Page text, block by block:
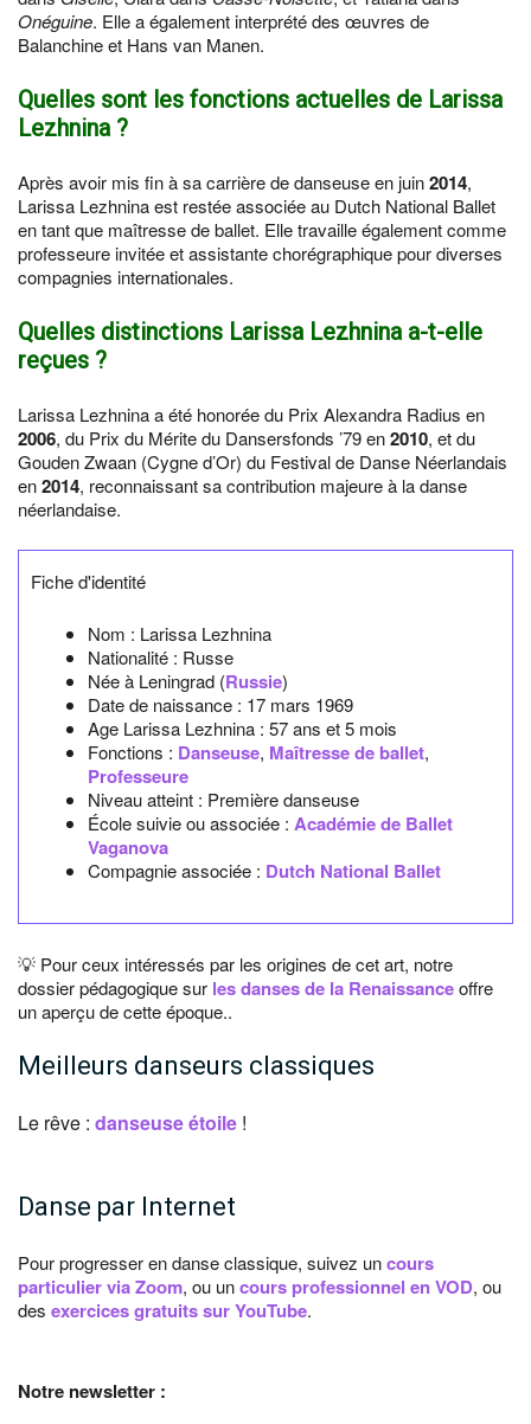
Onéguine. Elle a également interprété des œuvres de
Balanchine et Hans van Manen.
Quelles sont les fonctions actuelles de Larissa
Lezhnina ?
Après avoir mis fin à sa carrière de danseuse en juin2014,
Larissa Lezhnina est restée associée au Dutch National Ballet
en tant que maîtresse de ballet. Elle travaille également comme
professeure invitée et assistante chorégraphique pour diverses
compagnies internationales.
Quelles distinctions Larissa Lezhnina a-t-elle
reçues ?
Larissa Lezhnina a été honorée du Prix Alexandra Radius en
2006, du Prix du Mérite du Dansersfonds ’79 en2010, et du
Gouden Zwaan (Cygne d’Or) du Festival de Danse Néerlandais
en2014, reconnaissant sa contribution majeure à la danse
néerlandaise.
Fiche d'identité
Nom : Larissa Lezhnina
Nationalité : Russe
Née à Leningrad (Russie)
Date de naissance : 17 mars 1969
Age Larissa Lezhnina : 57 ans et 5 mois
Fonctions : Danseuse, Maîtresse de ballet,
Professeure
Niveau atteint : Première danseuse
École suivie ou associée : Académie de Ballet
Vaganova
Compagnie associée : Dutch National Ballet
💡 Pour ceux intéressés par les origines de cet art, notre
dossier pédagogique sur les danses de la Renaissanceoffre
un aperçu de cette époque..
Meilleurs danseurs classiques
Le rêve : danseuse étoile !
Danse par Internet
Pour progresser en danse classique, suivez uncours
particulier via Zoom, ou uncours professionnel en VOD, ou
des exercices gratuits sur YouTube.
Notre newsletter :